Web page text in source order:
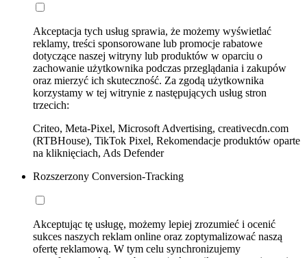
Akceptacja tych usług sprawia, że możemy wyświetlać
reklamy, treści sponsorowane lub promocje rabatowe
dotyczące naszej witryny lub produktów w oparciu o
zachowanie użytkownika podczas przeglądania i zakupów
oraz mierzyć ich skuteczność. Za zgodą użytkownika
korzystamy w tej witrynie z następujących usług stron
trzecich:
Criteo, Meta-Pixel, Microsoft Advertising, creativecdn.com
(RTBHouse), TikTok Pixel, Rekomendacje produktów oparte
na kliknięciach, Ads Defender
Rozszerzony Conversion-Tracking
Akceptując tę usługę, możemy lepiej zrozumieć i ocenić
sukces naszych reklam online oraz zoptymalizować naszą
ofertę reklamową. W tym celu synchronizujemy